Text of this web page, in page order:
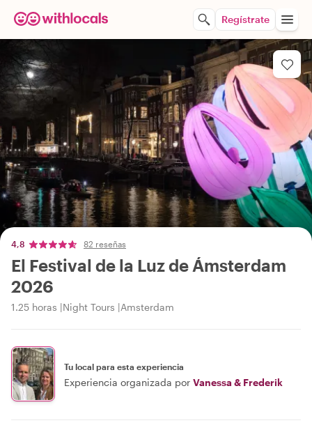
Regístrate
4,8 82 reseñas
El Festival de la Luz de Ámsterdam
2026
1.25 horas Night Tours Amsterdam
Tu local para esta experiencia
Experiencia organizada por Vanessa & Frederik